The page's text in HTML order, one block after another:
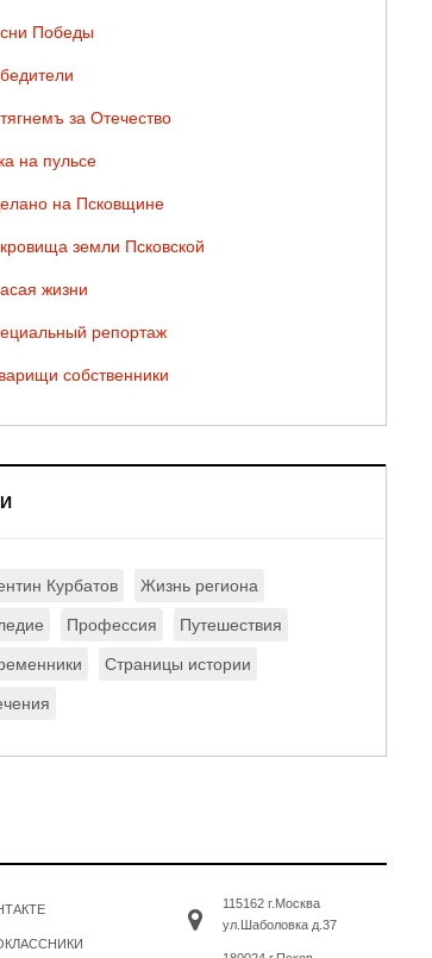
Победы
за Отечество
на пульсе
на Псковщине
земли Псковской
жизни
репортаж
собственники
Курбатов Жизнь региона
Профессия Путешествия
Страницы истории
115162 г.Москва
ул.Шаболовка д.37